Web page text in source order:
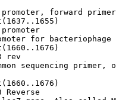
forward
for bacteriophage
rev
sequencing primer,
Reverse